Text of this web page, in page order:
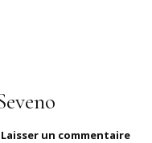
Laisser un commentairesur